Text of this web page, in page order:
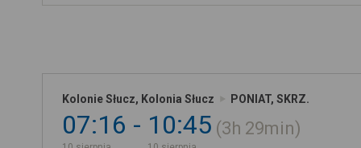
Kolonie Słucz, Kolonia Słucz PONIAT, SKRZ.
07:16 10:45 3h 29min